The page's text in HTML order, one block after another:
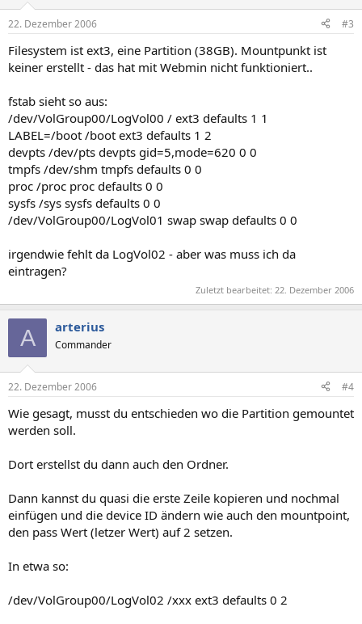
22. Dezember 2006 #3
Filesystem ist ext3, eine Partition (38GB). Mountpunkt ist
keiner erstellt - das hat mit Webmin nicht funktioniert..
fstab sieht so aus:
/dev/VolGroup00/LogVol00 / ext3 defaults 1 1
LABEL=/boot /boot ext3 defaults 1 2
devpts /dev/pts devpts gid=5,mode=620 0 0
tmpfs /dev/shm tmpfs defaults 0 0
proc /proc proc defaults 0 0
sysfs /sys sysfs defaults 0 0
/dev/VolGroup00/LogVol01 swap swap defaults 0 0
irgendwie fehlt da LogVol02 - aber was muss ich da
eintragen?
Zuletzt bearbeitet: 22. Dezember 2006
A arterius
Commander
22. Dezember 2006 #4
Wie gesagt, musst du entschieden wo die Partition gemountet
werden soll.
Dort erstellst du dann auch den Ordner.
Dann kannst du quasi die erste Zeile kopieren und nochmal
einfügen und die device ID ändern wie auch den mountpoint,
den pass Wert (letzer Wert) auf 2 setzen.
In etwa so:
/dev/VolGroup00/LogVol02 /xxx ext3 defaults 0 2